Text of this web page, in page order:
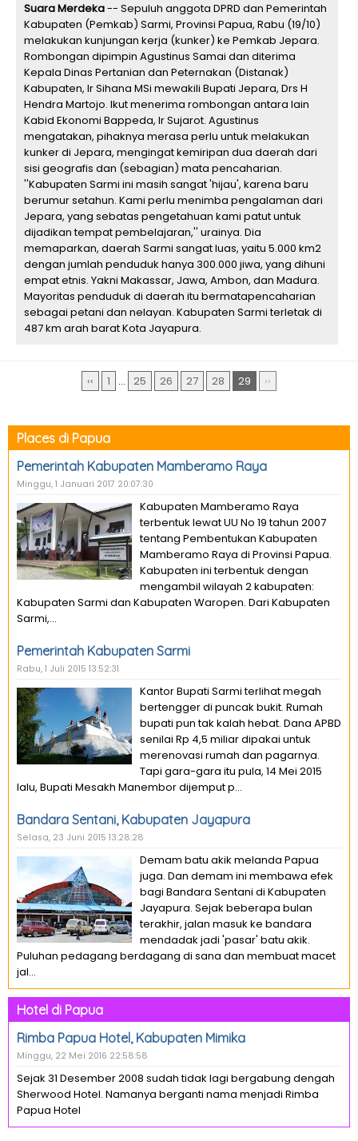
Suara Merdeka-- Sepuluh anggota DPRD dan Pemerintah
Kabupaten (Pemkab) Sarmi, Provinsi Papua, Rabu (19/10)
melakukan kunjungan kerja (kunker) ke Pemkab Jepara.
Rombongan dipimpin Agustinus Samai dan diterima
Kepala Dinas Pertanian dan Peternakan (Distanak)
Kabupaten, Ir Sihana MSi mewakili Bupati Jepara, Drs H
Hendra Martojo. Ikut menerima rombongan antara lain
Kabid Ekonomi Bappeda, Ir Sujarot. Agustinus
mengatakan, pihaknya merasa perlu untuk melakukan
kunker di Jepara, mengingat kemiripan dua daerah dari
sisi geografis dan (sebagian) mata pencaharian.
''Kabupaten Sarmi ini masih sangat 'hijau', karena baru
berumur setahun. Kami perlu menimba pengalaman dari
Jepara, yang sebatas pengetahuan kami patut untuk
dijadikan tempat pembelajaran,'' urainya. Dia
memaparkan, daerah Sarmi sangat luas, yaitu 5.000 km2
dengan jumlah penduduk hanya 300.000 jiwa, yang dihuni
empat etnis. Yakni Makassar, Jawa, Ambon, dan Madura.
Mayoritas penduduk di daerah itu bermatapencaharian
sebagai petani dan nelayan. Kabupaten Sarmi terletak di
487 km arah barat Kota Jayapura.
‹‹ 1 ... 25 26 27 28 29 ››
Places di Papua
Pemerintah Kabupaten Mamberamo Raya
Minggu, 1 Januari 2017 20:07:30
Kabupaten Mamberamo Raya
terbentuk lewat UU No 19 tahun 2007
tentang Pembentukan Kabupaten
Mamberamo Raya di Provinsi Papua.
Kabupaten ini terbentuk dengan
mengambil wilayah 2 kabupaten:
Kabupaten Sarmi dan Kabupaten Waropen. Dari Kabupaten
Sarmi,...
Pemerintah Kabupaten Sarmi
Rabu, 1 Juli 2015 13:52:31
Kantor Bupati Sarmi terlihat megah
bertengger di puncak bukit. Rumah
bupati pun tak kalah hebat. Dana APBD
senilai Rp 4,5 miliar dipakai untuk
merenovasi rumah dan pagarnya.
Tapi gara-gara itu pula, 14 Mei 2015
lalu, Bupati Mesakh Manembor dijemput p...
Bandara Sentani, Kabupaten Jayapura
Selasa, 23 Juni 2015 13:28:28
Demam batu akik melanda Papua
juga. Dan demam ini membawa efek
bagi Bandara Sentani di Kabupaten
Jayapura. Sejak beberapa bulan
terakhir, jalan masuk ke bandara
mendadak jadi 'pasar' batu akik.
Puluhan pedagang berdagang di sana dan membuat macet
jal...
Hotel di Papua
Rimba Papua Hotel, Kabupaten Mimika
Minggu, 22 Mei 2016 22:58:58
Sejak 31 Desember 2008 sudah tidak lagi bergabung dengah
Sherwood Hotel. Namanya berganti nama menjadi Rimba
Papua Hotel